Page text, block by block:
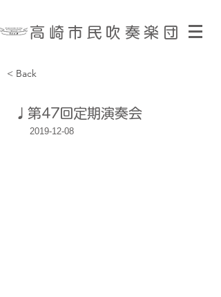
​高崎市民吹奏楽団
< Back
​♩ 第47回定期演奏会
2019-12-08